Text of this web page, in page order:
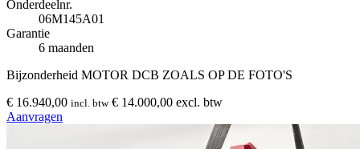
Onderdeelnr.
06M145A01
Garantie
6 maanden
Bijzonderheid MOTOR DCB ZOALS OP DE FOTO'S
€ 16.940,00 incl. btw € 14.000,00 excl. btw
Aanvragen